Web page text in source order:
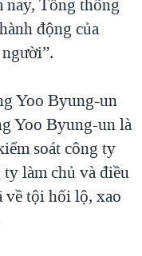
nay, Tổng thống
động của
Yoo Byung-un
Yoo Byung-un là
soát công ty
làm chủ và điều
về tội hối lộ, xao